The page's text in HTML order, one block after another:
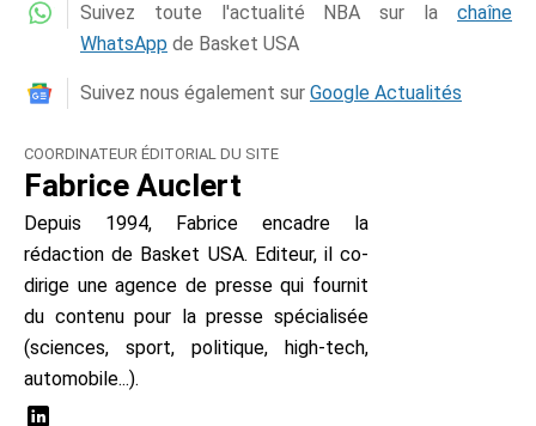
Suivez toute l'actualité NBA sur la chaîne
WhatsApp de Basket USA
Suivez nous également sur Google Actualités
COORDINATEUR ÉDITORIAL DU SITE
Fabrice Auclert
Depuis 1994, Fabrice encadre la
rédaction de Basket USA. Editeur, il co-
dirige une agence de presse qui fournit
du contenu pour la presse spécialisée
(sciences, sport, politique, high-tech,
automobile...).